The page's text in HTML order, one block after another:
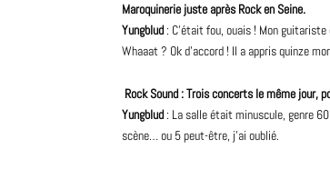
Maroquinerie juste après Rock en Seine.
Yungblud : C’était fou, ouais ! Monguitariste
Whaaat ? Ok d’accord ! Il a appris quinze
Rock Sound : Trois concerts le même jour,
Yungblud : La salle était minuscule, genre
scène… ou 5 peut-être, j’ai oublié.